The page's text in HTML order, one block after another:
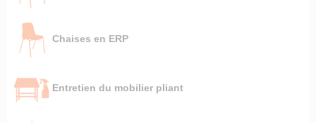
Chaises en ERP
Entretien du mobilier pliant